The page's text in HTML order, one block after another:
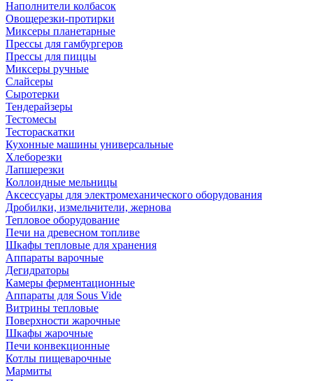
Наполнители колбасок
Овощерезки-протирки
Миксеры планетарные
Прессы для гамбургеров
Прессы для пиццы
Миксеры ручные
Слайсеры
Сыротерки
Тендерайзеры
Тестомесы
Тестораскатки
Кухонные машины универсальные
Хлеборезки
Лапшерезки
Коллоидные мельницы
Аксессуары для электромеханического оборудования
Дробилки, измельчители, жернова
Тепловое оборудование
Печи на древесном топливе
Шкафы тепловые для хранения
Аппараты варочные
Дегидраторы
Камеры ферментационные
Аппараты для Sous Vide
Витрины тепловые
Поверхности жарочные
Шкафы жарочные
Печи конвекционные
Котлы пищеварочные
Мармиты